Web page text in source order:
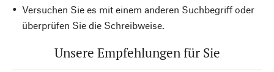
Versuchen Sie es mit einem anderen Suchbegriff oder
überprüfen Sie die Schreibweise.
Unsere Empfehlungen für Sie